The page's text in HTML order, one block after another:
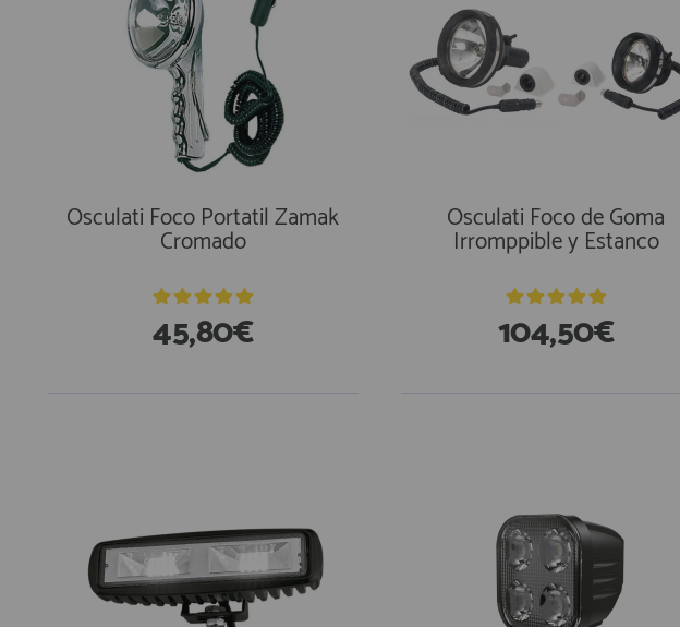
Osculati Foco Portatil Zamak
Cromado
45,80€
Osculati Foco de Goma
Irromppible y Estanco
104,50€